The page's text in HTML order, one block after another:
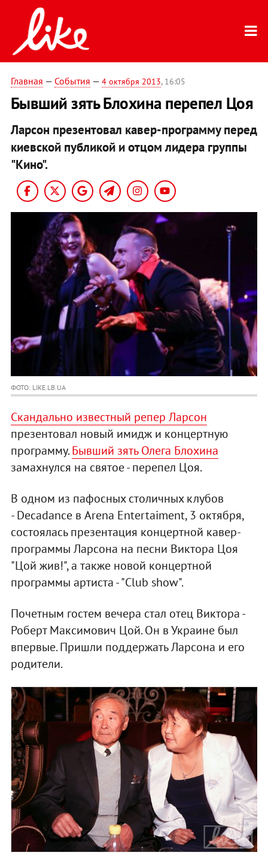
Главная — События — 4 октября 2013, 16:05
Бывший зять Блохина перепел Цоя
Ларсон презентовал кавер-программу перед
киевской публикой и отцом лидера группы
"Кино".
ФОТО: LIKE.LB.UA
Скандально известный репер Ларсон
презентовал новый имидж и концертную
программу.Бывший зять Олега Блохина
замахнулся на святое - перепел Цоя.
В одном из пафосных столичных клубов
- Decadance в Arena Entertaiment, 3 октября,
состоялась презентация концертной кавер-
программы Ларсона на песни Виктора Цоя
"Цой жив!", а также новой концертной
программы артиста - "Club show".
Почетным гостем вечера стал отец Виктора -
Роберт Максимович Цой. Он в Украине был
впервые. Пришли поддержать Ларсона и его
родители.